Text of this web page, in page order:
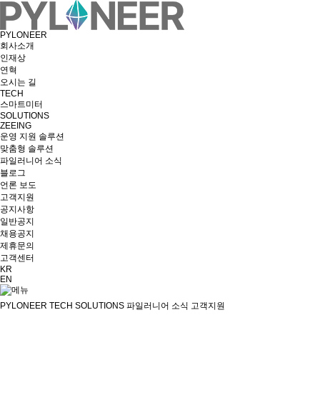
PYLONEER
회사소개
인재상
연혁
오시는 길
TECH
스마트미터
SOLUTIONS
ZEEING
운영 지원 솔루션
맞춤형 솔루션
파일러니어 소식
블로그
언론 보도
고객지원
공지사항
일반공지
채용공지
제휴문의
고객센터
KR
EN
PYLONEER TECH SOLUTIONS 파일러니어 소식 고객지원